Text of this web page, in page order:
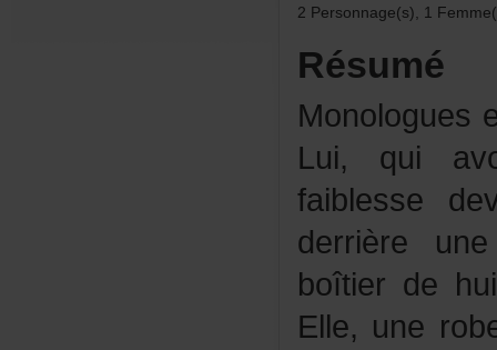
Résumé